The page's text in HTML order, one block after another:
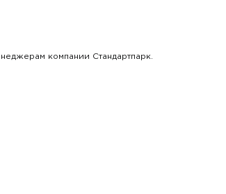
компании Стандартпарк.